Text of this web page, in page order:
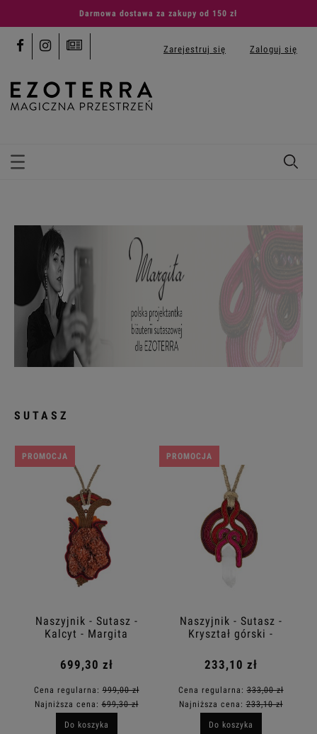
Darmowa dostawa za zakupy od 150 zł
Zarejestruj się Zaloguj się
SUTASZ
Naszyjnik - Sutasz -
Kalcyt - Margita
699,30 zł
Cena regularna:999,00 zł
Najniższa cena:699,30 zł
Do koszyka
PROMOCJA
Naszyjnik - Sutasz -
Kryształ górski -
233,10 zł
Cena regularna:333,00 zł
Najniższa cena:233,10 zł
Do koszyka
PROMOCJA